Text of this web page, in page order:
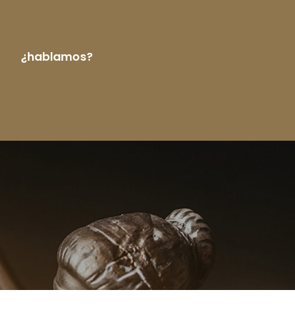
¿hablamos?